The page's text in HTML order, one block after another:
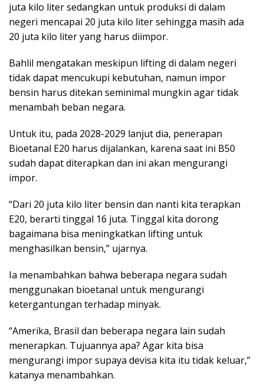
juta kilo liter sedangkan untuk produksi di dalam
negeri mencapai 20 juta kilo liter sehingga masih ada
20 juta kilo liter yang harus diimpor.
Bahlil mengatakan meskipun lifting di dalam negeri
tidak dapat mencukupi kebutuhan, namun impor
bensin harus ditekan seminimal mungkin agar tidak
menambah beban negara.
Untuk itu, pada 2028-2029 lanjut dia, penerapan
Bioetanal E20 harus dijalankan, karena saat ini B50
sudah dapat diterapkan dan ini akan mengurangi
impor.
“Dari 20 juta kilo liter bensin dan nanti kita terapkan
E20, berarti tinggal 16 juta. Tinggal kita dorong
bagaimana bisa meningkatkan lifting untuk
menghasilkan bensin,” ujarnya.
Ia menambahkan bahwa beberapa negara sudah
menggunakan bioetanal untuk mengurangi
ketergantungan terhadap minyak.
“Amerika, Brasil dan beberapa negara lain sudah
menerapkan. Tujuannya apa? Agar kita bisa
mengurangi impor supaya devisa kita itu tidak keluar,”
katanya menambahkan.